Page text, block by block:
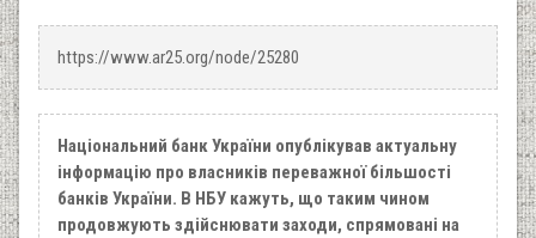
https://www.ar25.org/node/25280
Національний банк України опублікував актуальну
інформацію про власників переважної більшості
банків України. В НБУ кажуть, що таким чином
продовжують здійснювати заходи, спрямовані на